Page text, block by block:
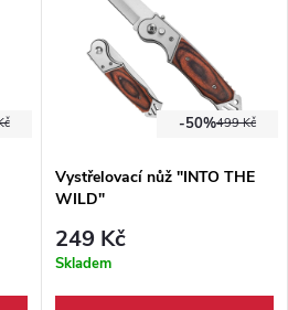
499 Kč
-50%
Vystřelovací nůž "INTO THE
WILD"
249 Kč
Skladem